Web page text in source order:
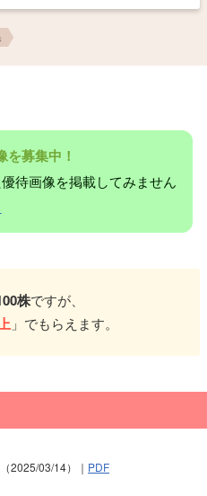
を募集中！
待画像を掲載してみません
株ですが、
」でもらえます。
2025/03/14）｜ PDF